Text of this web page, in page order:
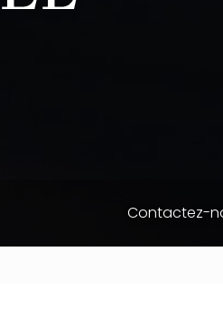
Contactez-